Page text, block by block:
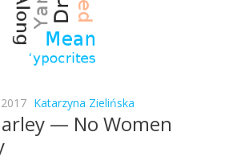
Katarzyna Zielińska
— No Women